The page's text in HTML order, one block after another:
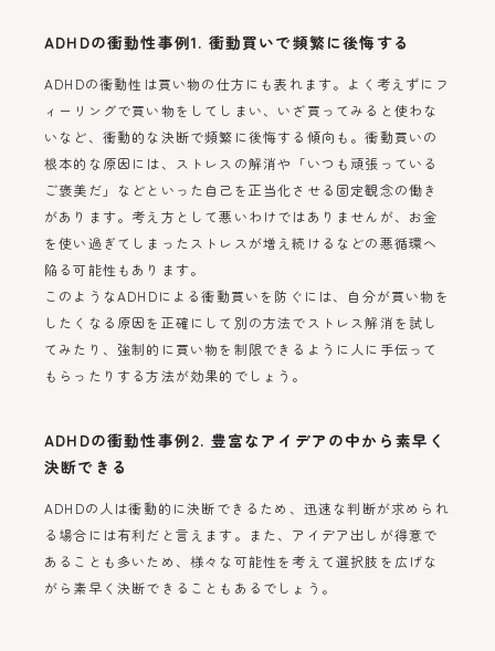
ADHDの衝動性事例1. 衝動買いで頻繁に後悔する
ADHDの衝動性は買い物の仕方にも表れます。よく考えずにフ
ィーリングで買い物をしてしまい、いざ買ってみると使わな
いなど、衝動的な決断で頻繁に後悔する傾向も。衝動買いの
根本的な原因には、ストレスの解消や「いつも頑張っている
ご褒美だ」などといった自己を正当化させる固定観念の働き
があります。考え方として悪いわけではありませんが、お金
を使い過ぎてしまったストレスが増え続けるなどの悪循環へ
陥る可能性もあります。
このようなADHDによる衝動買いを防ぐには、自分が買い物を
したくなる原因を正確にして別の方法でストレス解消を試し
てみたり、強制的に買い物を制限できるように人に手伝って
もらったりする方法が効果的でしょう。
ADHDの衝動性事例2. 豊富なアイデアの中から素早く
決断できる
ADHDの人は衝動的に決断できるため、迅速な判断が求められ
る場合には有利だと言えます。また、アイデア出しが得意で
あることも多いため、様々な可能性を考えて選択肢を広げな
がら素早く決断できることもあるでしょう。